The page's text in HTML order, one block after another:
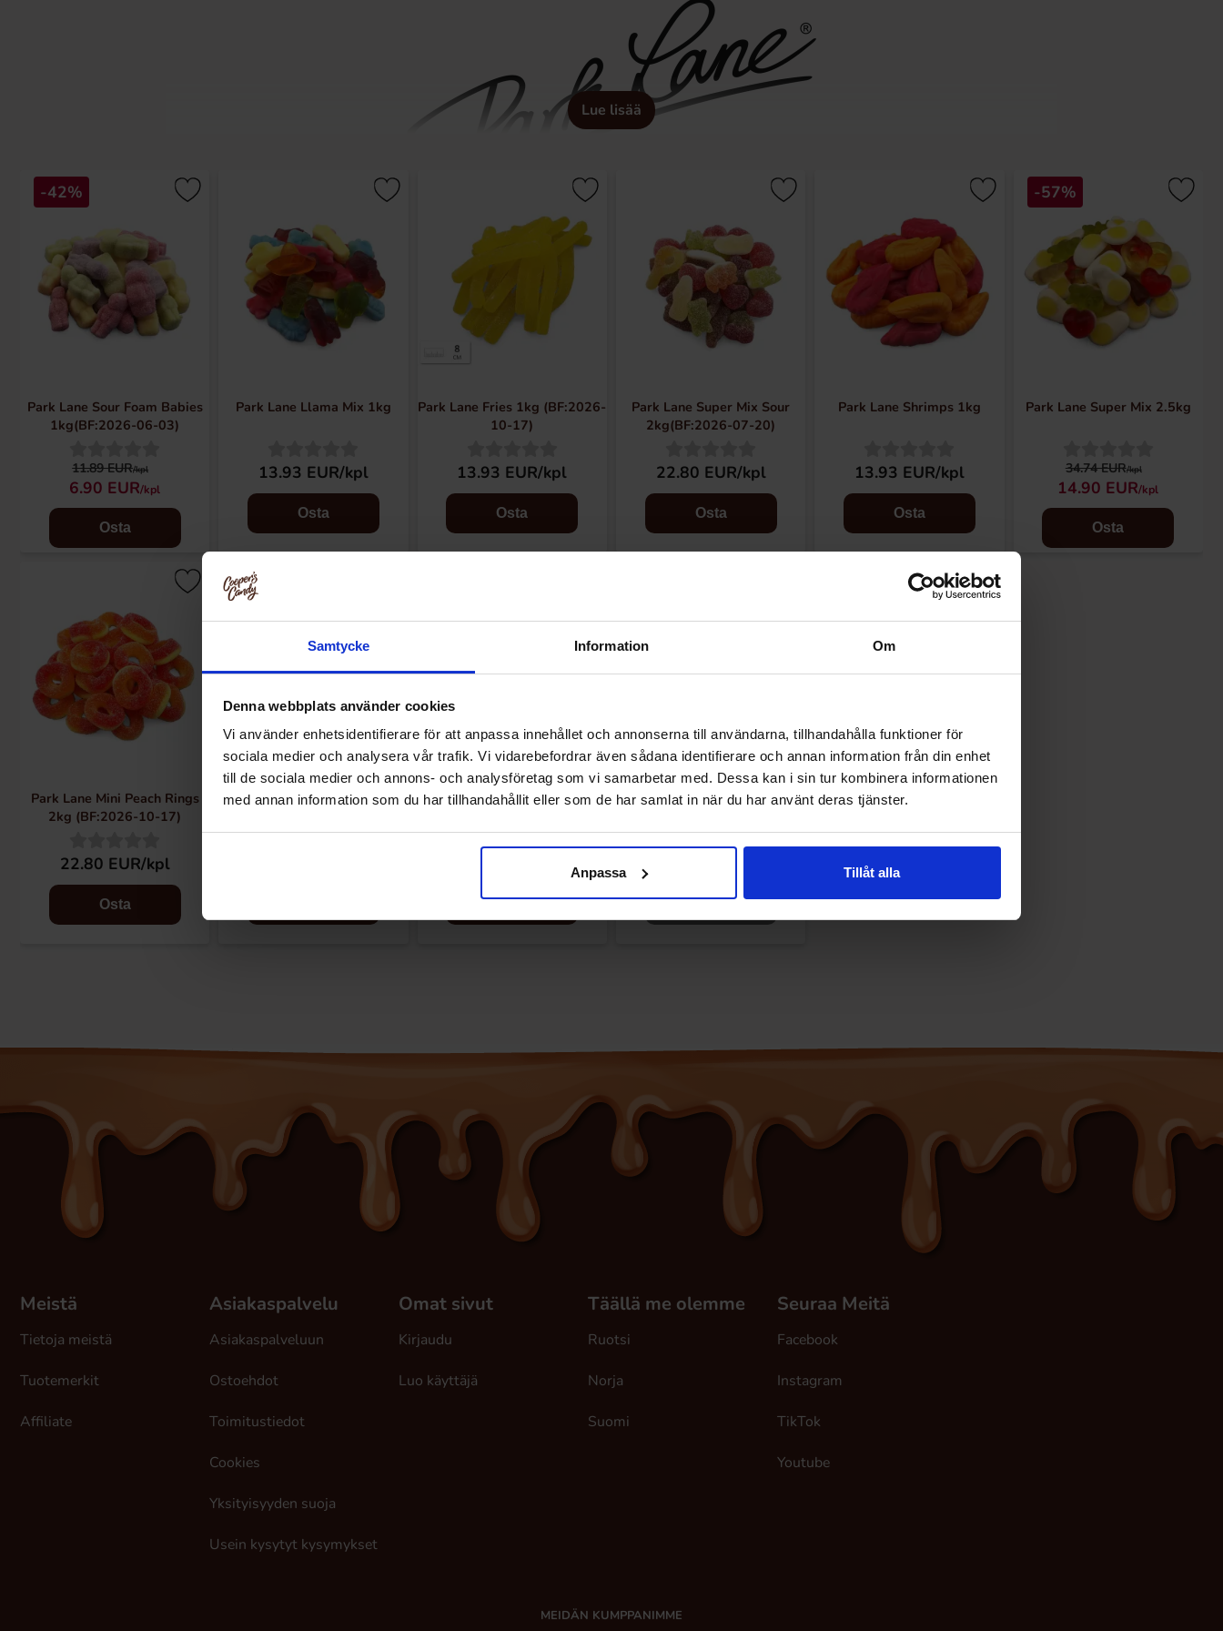
Samtycke Information Om
Denna webbplats använder cookies
Vi använder enhetsidentifierare för att anpassa innehållet och annonserna till användarna, tillhandahålla funktioner för
sociala medier och analysera vår trafik. Vi vidarebefordrar även sådana identifierare och annan information från din enhet
till de sociala medier och annons- och analysföretag som vi samarbetar med. Dessa kan i sin tur kombinera informationen
med annan information som du har tillhandahållit eller som de har samlat in när du har använt deras tjänster.
Anpassa Tillåt alla
Lue lisää
-42%
Park Lane Sour Foam Babies
1kg(BF:2026-06-03)
11.89 EUR/kpl
6.90 EUR/kpl
Osta
Park Lane Llama Mix 1kg
13.93 EUR/kpl
Osta
Park Lane Fries 1kg (BF:2026-
10-17)
13.93 EUR/kpl
Osta
Park Lane Super Mix Sour
2kg(BF:2026-07-20)
22.80 EUR/kpl
Osta
Park Lane Shrimps 1kg
13.93 EUR/kpl
Osta
-57%
Park Lane Super Mix 2.5kg
34.74 EUR/kpl
14.90 EUR/kpl
Osta
Park Lane Mini Peach Rings
2kg (BF:2026-10-17)
22.80 EUR/kpl
Osta
Park Lane Sour Cola Rings 2kg Park Lane Pear 3kg
Osta
Park Lane Grapes 2.5kg
Katso
Meistä
Tietoja meistä
Tuotemerkit
Affiliate
Asiakaspalvelu
Asiakaspalveluun
Ostoehdot
Toimitustiedot
Cookies
Yksityisyyden suoja
Usein kysytyt kysymykset
Omat sivut
Kirjaudu
Luo käyttäjä
Täällä me olemme
Ruotsi
Norja
Suomi
Seuraa Meitä
Facebook
Instagram
TikTok
Youtube
MEIDÄN KUMPPANIMME